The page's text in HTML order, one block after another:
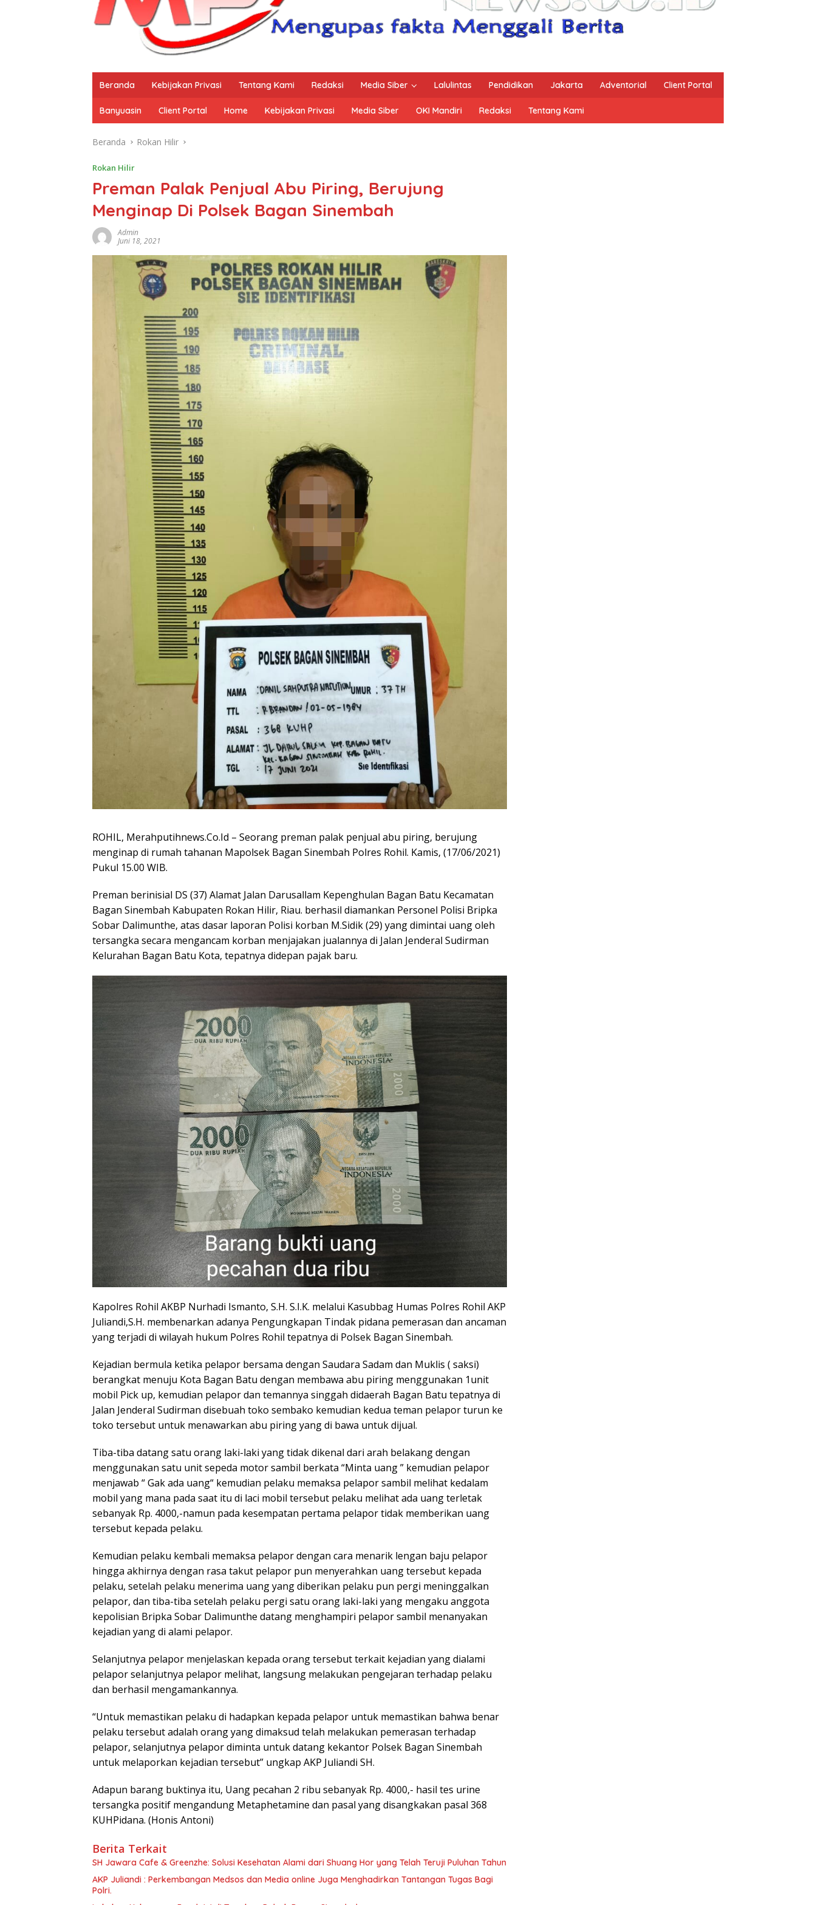
Beranda Kebijakan Privasi Tentang Kami Redaksi Media Siber Lalulintas Pendidikan Jakarta Adventorial Client Portal
Banyuasin Client Portal Home Kebijakan Privasi Media Siber OKI Mandiri Redaksi Tentang Kami
Beranda Rokan Hilir
Rokan Hilir
Preman Palak Penjual Abu Piring, Berujung
Menginap Di Polsek Bagan Sinembah
Admin
Juni 18, 2021
ROHIL, Merahputihnews.Co.Id – Seorang preman palak penjual abu piring, berujung
menginap di rumah tahanan Mapolsek Bagan Sinembah Polres Rohil. Kamis, (17/06/2021)
Pukul 15.00 WIB.
Preman berinisial DS (37) Alamat Jalan Darusallam Kepenghulan Bagan Batu Kecamatan
Bagan Sinembah Kabupaten Rokan Hilir, Riau. berhasil diamankan Personel Polisi Bripka
Sobar Dalimunthe, atas dasar laporan Polisi korban M.Sidik (29) yang dimintai uang oleh
tersangka secara mengancam korban menjajakan jualannya di Jalan Jenderal Sudirman
Kelurahan Bagan Batu Kota, tepatnya didepan pajak baru.
Kapolres Rohil AKBP Nurhadi Ismanto, S.H. S.I.K. melalui Kasubbag Humas Polres Rohil AKP
Juliandi,S.H. membenarkan adanya Pengungkapan Tindak pidana pemerasan dan ancaman
yang terjadi di wilayah hukum Polres Rohil tepatnya di Polsek Bagan Sinembah.
Kejadian bermula ketika pelapor bersama dengan Saudara Sadam dan Muklis ( saksi)
berangkat menuju Kota Bagan Batu dengan membawa abu piring menggunakan 1unit
mobil Pick up, kemudian pelapor dan temannya singgah didaerah Bagan Batu tepatnya di
Jalan Jenderal Sudirman disebuah toko sembako kemudian kedua teman pelapor turun ke
toko tersebut untuk menawarkan abu piring yang di bawa untuk dijual.
Tiba-tiba datang satu orang laki-laki yang tidak dikenal dari arah belakang dengan
menggunakan satu unit sepeda motor sambil berkata “Minta uang ” kemudian pelapor
menjawab “ Gak ada uang“ kemudian pelaku memaksa pelapor sambil melihat kedalam
mobil yang mana pada saat itu di laci mobil tersebut pelaku melihat ada uang terletak
sebanyak Rp. 4000,-namun pada kesempatan pertama pelapor tidak memberikan uang
tersebut kepada pelaku.
Kemudian pelaku kembali memaksa pelapor dengan cara menarik lengan baju pelapor
hingga akhirnya dengan rasa takut pelapor pun menyerahkan uang tersebut kepada
pelaku, setelah pelaku menerima uang yang diberikan pelaku pun pergi meninggalkan
pelapor, dan tiba-tiba setelah pelaku pergi satu orang laki-laki yang mengaku anggota
kepolisian Bripka Sobar Dalimunthe datang menghampiri pelapor sambil menanyakan
kejadian yang di alami pelapor.
Selanjutnya pelapor menjelaskan kepada orang tersebut terkait kejadian yang dialami
pelapor selanjutnya pelapor melihat, langsung melakukan pengejaran terhadap pelaku
dan berhasil mengamankannya.
“Untuk memastikan pelaku di hadapkan kepada pelapor untuk memastikan bahwa benar
pelaku tersebut adalah orang yang dimaksud telah melakukan pemerasan terhadap
pelapor, selanjutnya pelapor diminta untuk datang kekantor Polsek Bagan Sinembah
untuk melaporkan kejadian tersebut” ungkap AKP Juliandi SH.
Adapun barang buktinya itu, Uang pecahan 2 ribu sebanyak Rp. 4000,- hasil tes urine
tersangka positif mengandung Metaphetamine dan pasal yang disangkakan pasal 368
KUHPidana. (Honis Antoni)
Berita Terkait
SH Jawara Cafe & Greenzhe: Solusi Kesehatan Alami dari Shuang Hor yang Telah Teruji Puluhan Tahun
AKP Juliandi : Perkembangan Medsos dan Media online Juga Menghadirkan Tantangan Tugas Bagi
Polri.